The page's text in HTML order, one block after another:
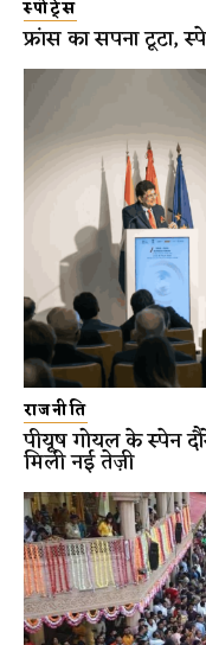
स्पोर्ट्स
फ्रांस का सपना टूटा,
राजनीति
पीयूष गोयल के स्पेन
मिली नई तेज़ी